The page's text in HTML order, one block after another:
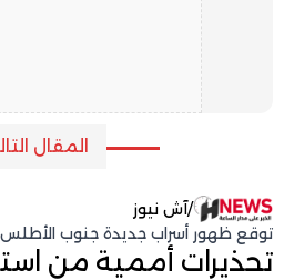
المقال
/آش نيوز
توقع ظهور أسراب جديدة جنوب
تحذيرات أممية من